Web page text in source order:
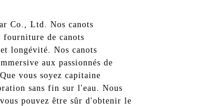
Co., Ltd. Nos canots
fourniture de canots
longévité. Nos canots
aux passionnés de
vous soyez capitaine
sans fin sur l'eau. Nous
pouvez être sûr d'obtenir le